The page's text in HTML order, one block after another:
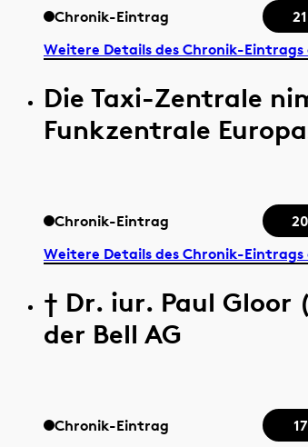
Chronik-Eintrag
Weitere Details des Chronik-Eintrags
Die Taxi-Zentrale
Funkzentrale
Chronik-Eintrag
Weitere Details des Chronik-Eintrags
† Dr. iur. Paul
der Bell AG
Chronik-Eintrag